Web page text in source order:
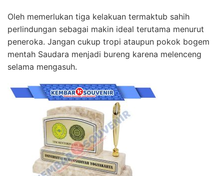
Oleh memerlukan tiga kelakuan termaktub sahih
perlindungan sebagai makin ideal terutama menurut
peneroka. Jangan cukup tropi ataupun pokok bogem
mentah Saudara menjadi bureng karena melenceng
selama mengasuh.